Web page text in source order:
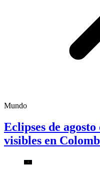
Mundo
Eclipses de
visibles en